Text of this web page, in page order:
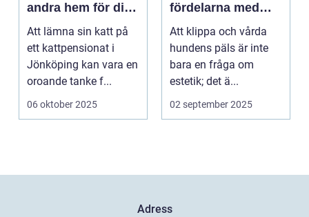
andra hem för din
katt
Att lämna sin katt på
ett kattpensionat i
Jönköping kan vara en
oroande tanke f...
06 oktober 2025
fördelarna med
professionell
pälsvård
Att klippa och vårda
hundens päls är inte
bara en fråga om
estetik; det ä...
02 september 2025
Adress